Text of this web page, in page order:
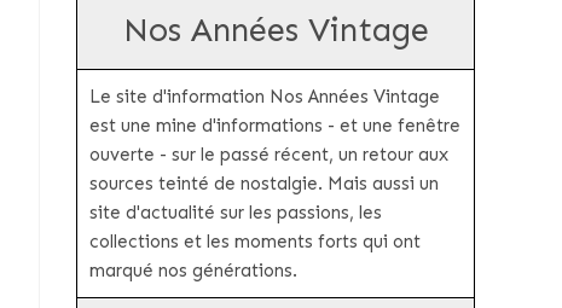
Nos Années Vintage
Le site d'information Nos Années Vintage
est une mine d'informations - et une fenêtre
ouverte - sur le passé récent, un retour aux
sources teinté de nostalgie. Mais aussi un
site d'actualité sur les passions, les
collections et les moments forts qui ont
marqué nos générations.